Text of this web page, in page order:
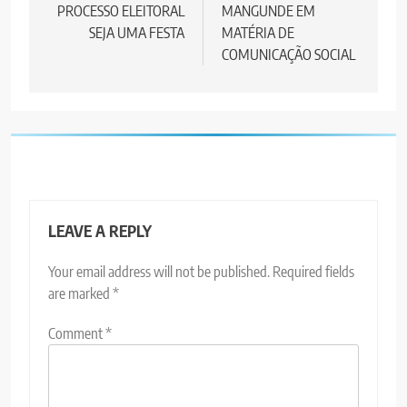
PROCESSO ELEITORAL
SEJA UMA FESTA
MANGUNDE EM
MATÉRIA DE
COMUNICAÇÃO SOCIAL
LEAVE A REPLY
Your email address will not be published. Required fields
are marked *
Comment*